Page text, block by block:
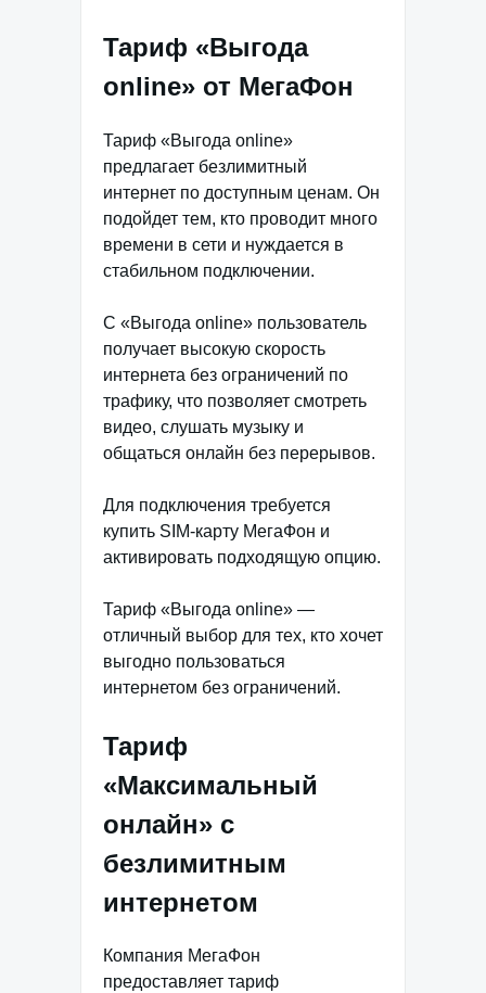
Тариф «Выгода
online» от МегаФон
Тариф «Выгода online»
предлагает безлимитный
интернет по доступным ценам. Он
подойдет тем, кто проводит много
времени в сети и нуждается в
стабильном подключении.
С «Выгода online» пользователь
получает высокую скорость
интернета без ограничений по
трафику, что позволяет смотреть
видео, слушать музыку и
общаться онлайн без перерывов.
Для подключения требуется
купить SIM-карту МегаФон и
активировать подходящую опцию.
Тариф «Выгода online» —
отличный выбор для тех, кто хочет
выгодно пользоваться
интернетом без ограничений.
Тариф
«Максимальный
онлайн» с
безлимитным
интернетом
Компания МегаФон
предоставляет тариф